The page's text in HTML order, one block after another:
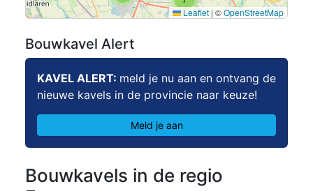
Leaflet | ©OpenStreetMap
Bouwkavel Alert
KAVEL ALERT: meld je nu aan en ontvang de
nieuwe kavels in de provincie naar keuze!
Meld je aan
Bouwkavels in de regio